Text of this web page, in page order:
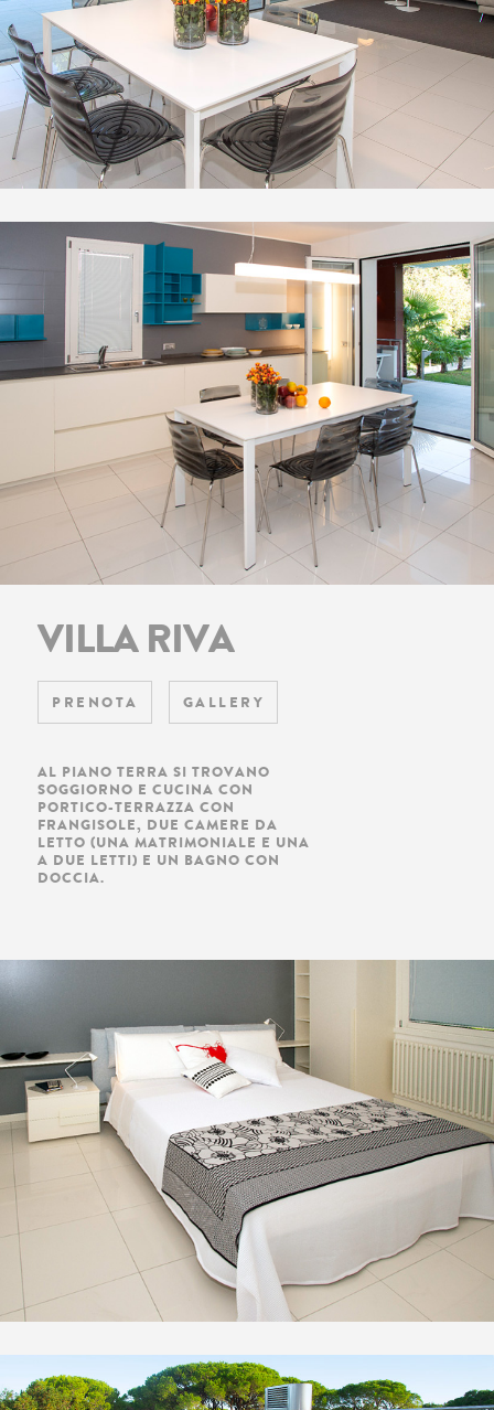
VILLA RIVA
PRENOTA GALLERY
AL PIANO TERRA SI TROVANO
SOGGIORNO E CUCINA CON
PORTICO-TERRAZZA CON
FRANGISOLE, DUE CAMERE DA
LETTO (UNA MATRIMONIALE E UNA
A DUE LETTI) E UN BAGNO CON
DOCCIA.